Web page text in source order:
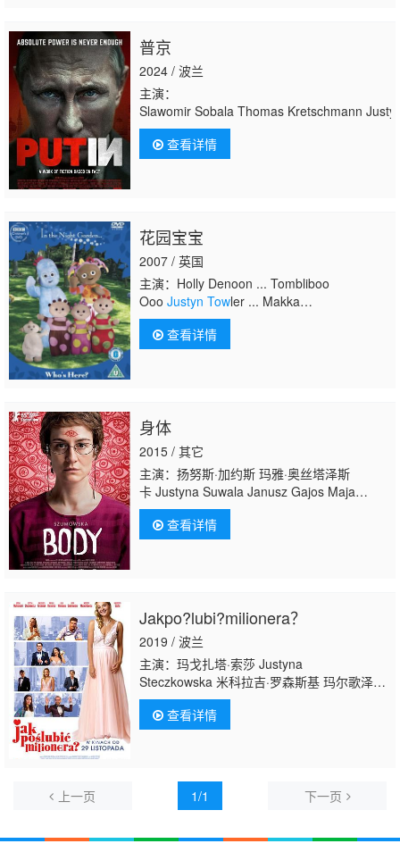
普京
2024 / 波兰
主演：
Slawomir Sobala Thomas Kretschmann
查看详情
花园宝宝
2007 / 英国
主演：Holly Denoon ... Tombliboo
Ooo Justyn Towler ... Makka
查看详情
身体
2015 / 其它
主演：扬努斯·加约斯 玛雅·奥丝塔泽斯
卡 Justyna Suwala Janusz Gajos Maja
Ostaszewska
查看详情
Jakpo?lubi?milionera？
2019 / 波兰
主演：玛戈扎塔·索莎 Justyna
Steczkowska 米科拉吉·罗森斯基 玛尔歌泽塔·
福列姆尼亚克 Michal Malinowski Michal
Czernecki Anita Sokolowska Iwo
Rajski Tomasz Bacajewski Mikolaj Cieslak 塞
Lawrynowicz Kornelia Maciejewska 斯莱沃米
尔·奥奇斯基 Piotr Polk Julia Kuczyn
查看详情
上一页 1/1 下一页